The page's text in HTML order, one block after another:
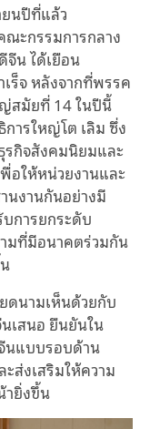
ยนปีที่แล้ว
ะกรรมการกลาง
น ได้เยือน
ร็จ หลังจากที่พรรค
สมัยที่ 14 ในปีนี้
ารใหญ่โต เลิม ซึ่ง
กิจสังคมนิยมและ
อให้หน่วยงานและ
นงานกันอย่างมี
การยกระดับ
มที่มีอนาคตร่วมกัน
ดนามเห็นด้วยกับ
เสนอ ยืนยันใน
นแบบรอบด้าน
ส่งเสริมให้ความ
ายิ่งขึ้น